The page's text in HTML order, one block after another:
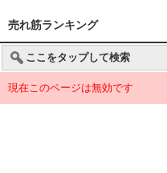
売れ筋ランキング
ここをタップして検索
現在このページは無効です